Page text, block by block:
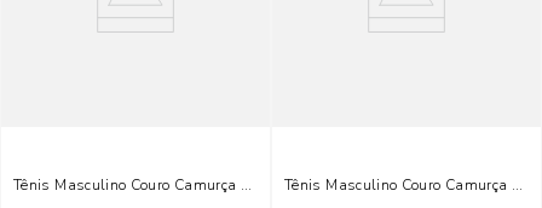
Tênis Masculino Couro Camurça Branco E CinzaTênis Masculino Couro Camurça